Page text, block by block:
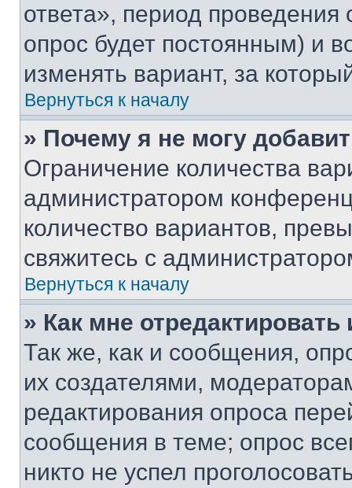
ответа», период проведения
опрос будет постоянным) и
изменять вариант, за
Вернуться к началу
» Почему я не могу
Ограничение количества
администратором
количество вариантов,
свяжитесь с
Вернуться к началу
» Как мне
Так же, как и сообщения,
их создателями,
редактирования опроса
сообщения в теме; опрос
никто не успел